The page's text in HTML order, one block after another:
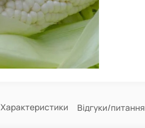
Характеристики Відгуки/питання